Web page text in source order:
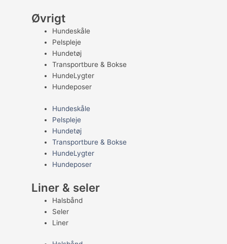
Øvrigt
Hundeskåle
Pelspleje
Hundetøj
Transportbure & Bokse
HundeLygter
Hundeposer
Hundeskåle
Pelspleje
Hundetøj
Transportbure & Bokse
HundeLygter
Hundeposer
Liner & seler
Halsbånd
Seler
Liner